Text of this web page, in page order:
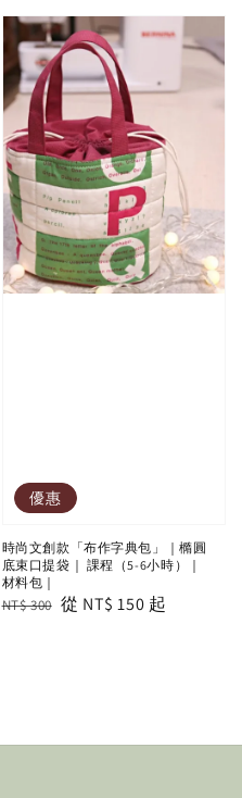
優惠
時尚文創款「布作字典包」｜橢圓
底束口提袋｜ 課程（5-6小時）｜
材料包｜
Regular
NT$ 300 Sale
從 NT$ 150 起